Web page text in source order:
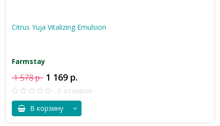
Citrus Yuja Vitalizing Emulsion
Farmstay
1 578 р. 1 169 р.
0 отзывов
В корзину